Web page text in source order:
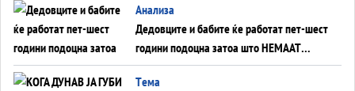
Анализа
Дедовците и бабите ќе работат пет-шест
години подоцна затоа што НЕМААТ
ВНУЦИ ДА ГИ ЗАМЕНАТ
Tема